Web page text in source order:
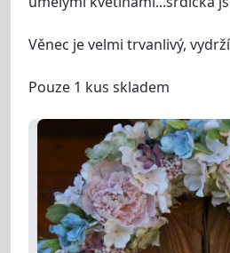
Věnec je velmi trvanlivý,
Pouze 1 kus skladem